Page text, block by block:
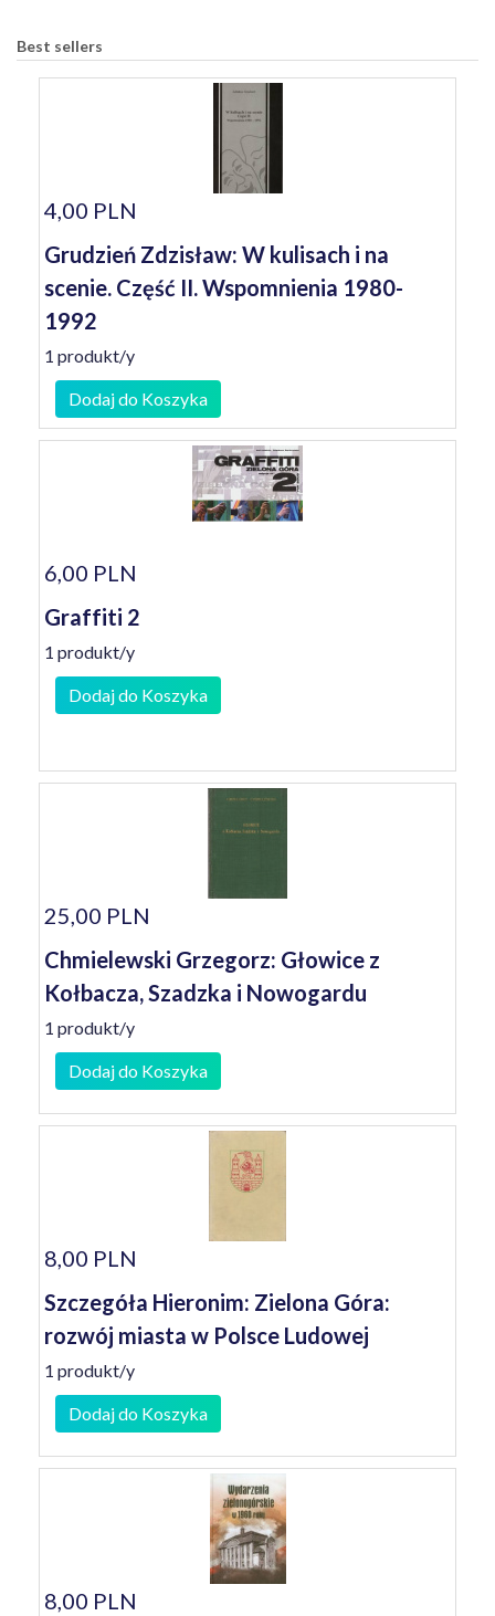
Best sellers
4,00 PLN
Grudzień Zdzisław: W kulisach i na
scenie. Część II. Wspomnienia 1980-
1992
1 produkt/y
Dodaj do Koszyka
6,00 PLN
Graffiti 2
1 produkt/y
Dodaj do Koszyka
25,00 PLN
Chmielewski Grzegorz: Głowice z
Kołbacza, Szadzka i Nowogardu
1 produkt/y
Dodaj do Koszyka
8,00 PLN
Szczegóła Hieronim: Zielona Góra:
rozwój miasta w Polsce Ludowej
1 produkt/y
Dodaj do Koszyka
8,00 PLN